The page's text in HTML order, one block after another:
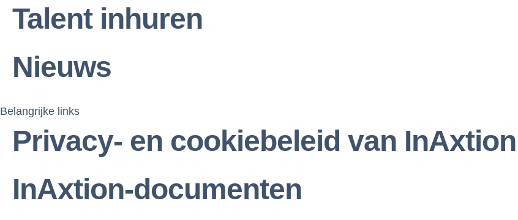
Talent inhuren
Nieuws
Belangrijke links
Privacy- en cookiebeleid van InAxtion
InAxtion-documenten